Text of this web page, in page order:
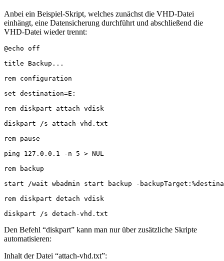
Anbei ein Beispiel-Skript, welches zunächst die VHD-Datei
einhängt, eine Datensicherung durchführt und abschließend die
VHD-Datei wieder trennt:
@echo off
title Backup...
rem configuration
set destination=E:
rem diskpart attach vdisk
diskpart /s attach-vhd.txt
rem pause
ping 127.0.0.1 -n 5 > NUL
rem backup
start /wait wbadmin start backup -
rem diskpart detach vdisk
diskpart /s detach-vhd.txt
Den Befehl “diskpart” kann man nur über zusätzliche Skripte
automatisieren:
Inhalt der Datei “attach-vhd.txt”: